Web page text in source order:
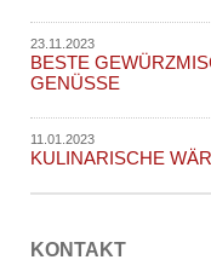
23.11.2023
BESTE
GENÜSSE
11.01.2023
KULINARISCHE
KONTAKT